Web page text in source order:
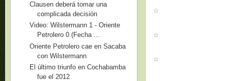
Clausen deberá tomar una
complicada decisión
Video: Wilstermann 1 - Oriente
Petrolero 0 (Fecha ...
Oriente Petrolero cae en Sacaba
con Wilstermann
El último triunfo en Cochabamba
fue el 2012